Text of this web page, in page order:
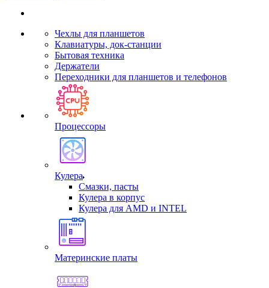
Чехлы для планшетов
Клавиатуры, док-станции
Бытовая техника
Держатели
Переходники для планшетов и телефонов
Процессоры
Кулера
Смазки, пасты
Кулера в корпус
Кулера для AMD и INTEL
Материнские платы